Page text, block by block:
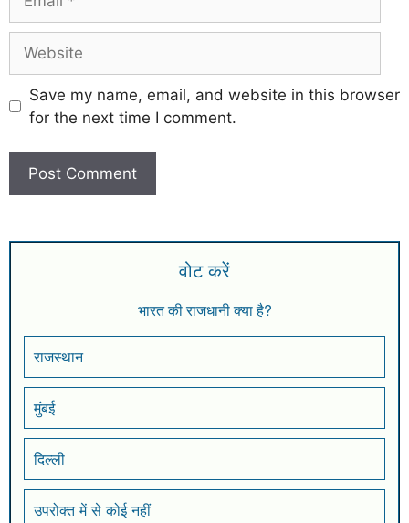
Save my name, email, and website in this browser
for the next time I comment.
वोट करें
भारत की राजधानी क्या है?
राजस्थान
मुंबई
दिल्ली
उपरोक्त में से कोई नहीं